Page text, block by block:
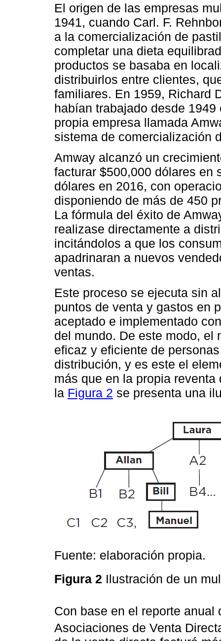
El origen de las empresas
1941, cuando Carl. F.
a la comercialización de
completar una dieta
productos se basaba en
distribuirlos entre clientes,
familiares. En 1959, Richard
habían trabajado desde
propia empresa llamada
sistema de comercialización
Amway alcanzó un
facturar $500,000 dólares en
dólares en 2016, con
disponiendo de más de 450
La fórmula del éxito de
realizase directamente a
incitándolos a que los
apadrinaran a nuevos
ventas.
Este proceso se ejecuta sin
puntos de venta y gastos en
aceptado e implementado
del mundo. De este modo, el
eficaz y eficiente de
distribución, y es este el
más que en la propia
la Figura 2 se presenta una
Fuente: elaboración propia.
Figura 2 Ilustración de un
Con base en el reporte
Asociaciones de Venta